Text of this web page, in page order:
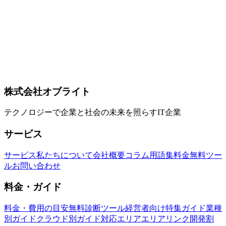
Three.js
WebGPU
株式会社オブライト
テクノロジーで企業と社会の未来を照らすIT企業
サービス
サービス私たちについて会社概要コラム 用語集料金無料ツー
ルお問い合わせ
料金・ガイド
料金・費用の目安無料診断ツール経営者向け特集ガイド業種
別ガイド クラウド別ガイド対応エリアエリアリンク開発割